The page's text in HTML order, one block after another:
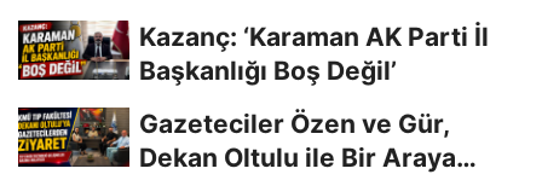
Kazanç: ‘Karaman AK Parti İl
Başkanlığı Boş Değil’
Gazeteciler Özen ve Gür,
Dekan Oltulu ile Bir Araya